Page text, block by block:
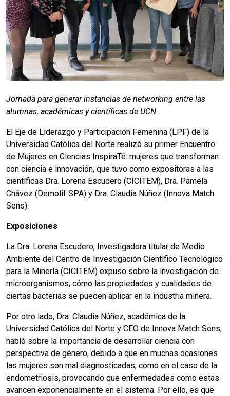
Jornada para generar instancias de networking entre las
alumnas, académicas y científicas de UCN.
El Eje de Liderazgo y Participación Femenina (LPF) de la
Universidad Católica del Norte realizó su primer Encuentro
de Mujeres en Ciencias InspiraTé: mujeres que transforman
con ciencia e innovación, que tuvo como expositoras a las
científicas Dra. Lorena Escudero (CICITEM), Dra. Pamela
Chávez (Demolif SPA) y Dra. Claudia Núñez (Innova Match
Sens).
Exposiciones
La Dra. Lorena Escudero, Investigadora titular de Medio
Ambiente del Centro de Investigación Científico Tecnológico
para la Minería (CICITEM) expuso sobre la investigación de
microorganismos, cómo las propiedades y cualidades de
ciertas bacterias se pueden aplicar en la industria minera.
Por otro lado, Dra. Claudia Núñez, académica de la
Universidad Católica del Norte y CEO de Innova Match Sens,
habló sobre la importancia de desarrollar ciencia con
perspectiva de género, debido a que en muchas ocasiones
las mujeres son mal diagnosticadas, como en el caso de la
endometriosis, provocando que enfermedades como estas
avancen exponencialmente en el sistema. Por ello, es que